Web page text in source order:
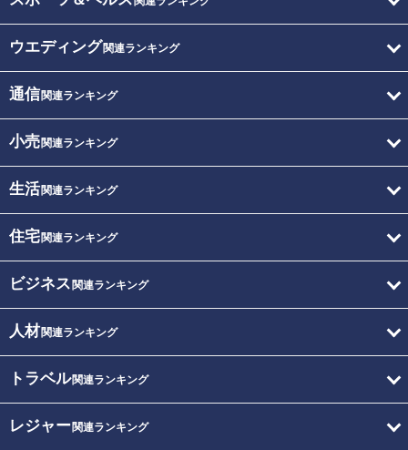
ウエディング関連ランキング
通信関連ランキング
小売関連ランキング
生活関連ランキング
住宅関連ランキング
ビジネス 関連ランキング
人材関連ランキング
トラベル関連ランキング
レジャー関連ランキング